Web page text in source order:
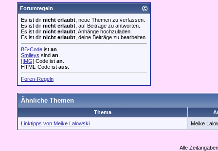
Forumregeln
Es ist dir nicht erlaubt , neue Themen zu verfassen.
Es ist dir nicht erlaubt , auf Beiträge zu antworten.
Es ist dir nicht erlaubt , Anhänge hochzuladen.
Es ist dir nicht erlaubt , deine Beiträge zu bearbeiten.
BB-Code ist an
Smileys sind an
[IMG] Code ist an
HTML-Code ist aus
Foren-Regeln
Ähnliche Themen
Thema
Linktipps von Meike Lalowski
Meike
Alle